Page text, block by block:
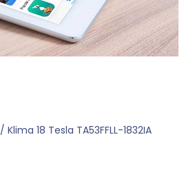
/ Klima 18 Tesla TA53FFLL-1832IA